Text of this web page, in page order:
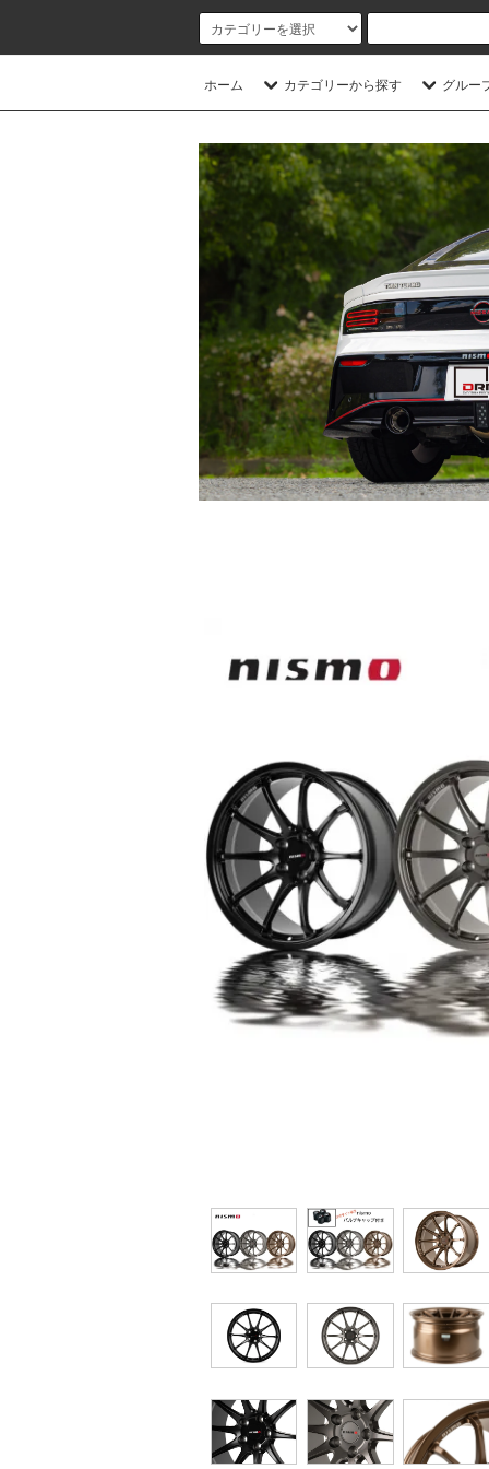
ホーム カテゴリーから探す グルー